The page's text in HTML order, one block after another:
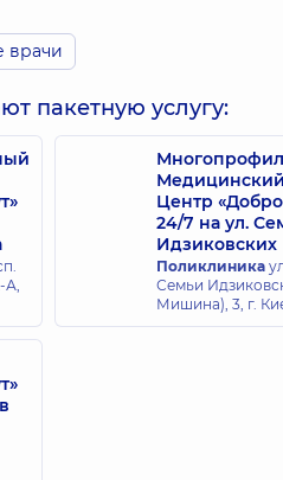
врачи
пакетную услугу:
А,
Центр
24/7 на ул.
Идзиковских
Поликлиника
Семьи
Мишина), 3, г.